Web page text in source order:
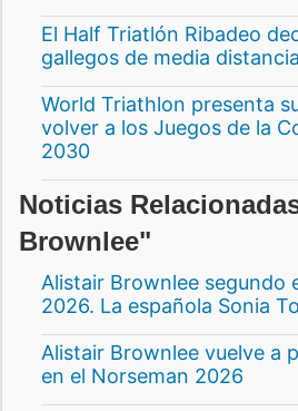
El Half Triatlón Ribadeo
gallegos de media
World Triathlon presenta
volver a los Juegos de la
2030
Noticias
Brownlee"
Alistair Brownlee segundo
2026. La española Sonia
Alistair Brownlee vuelve a
en el Norseman 2026